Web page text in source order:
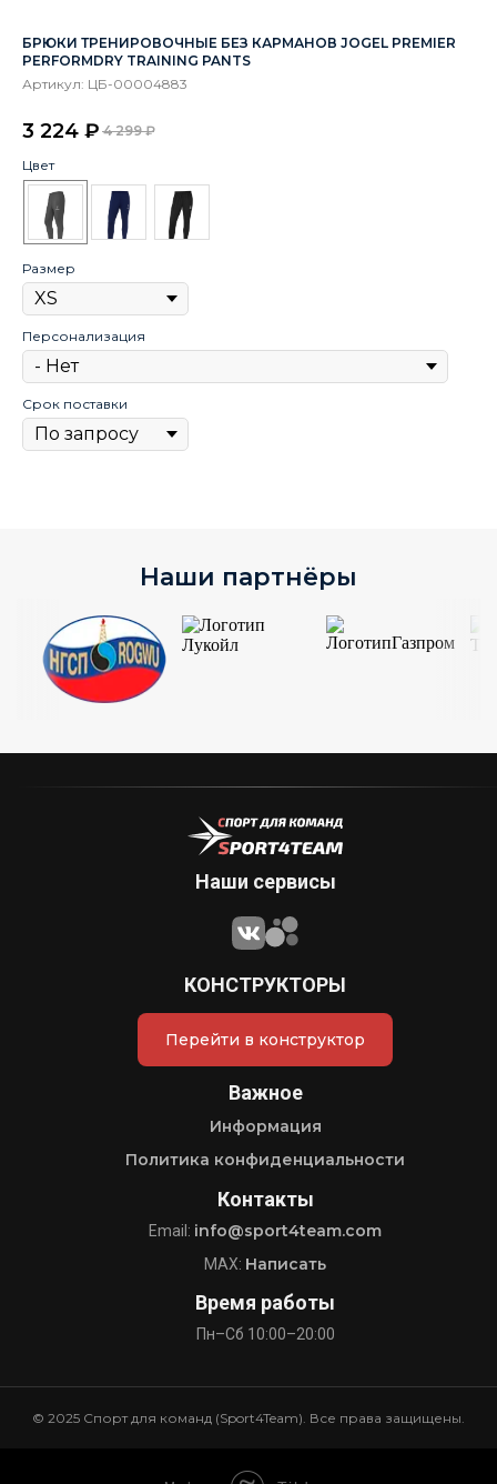
БРЮКИ ТРЕНИРОВОЧНЫЕ БЕЗ КАРМАНОВ JOGEL PREMIER
PERFORMDRY TRAINING PANTS
Артикул: ЦБ-00004883
3 224 ₽ 4 299 ₽
Цвет
Размер
Персонализация
Срок поставки
Наши партнёры
Наши сервисы
КОНСТРУКТОРЫ
Перейти в конструктор
Важное
Информация
Политика конфиденциальности
Контакты
Email: info@sport4team.com
MAX: Написать
Время работы
Пн–Сб 10:00–20:00
© 2025 Спорт для команд (Sport4Team). Все права защищены.